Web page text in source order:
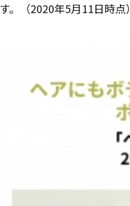
す。（2020年5月11日時点）